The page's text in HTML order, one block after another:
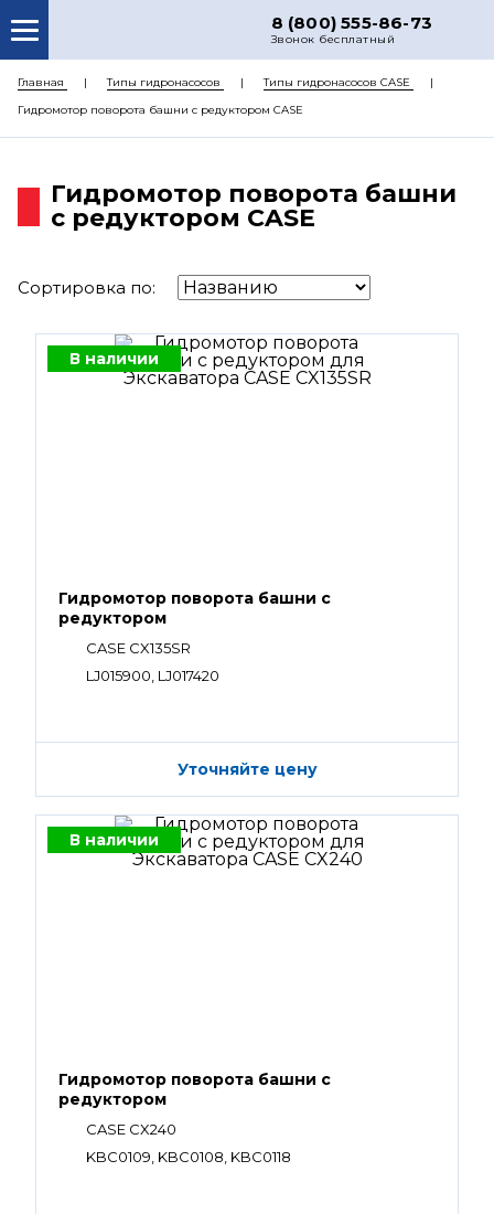
8 (800) 555-86-73
Звонок бесплатный
О НАС
КАТАЛОГ ЗАПЧАСТЕЙ
ДОСТАВКА
КОНТАКТЫ
Главная Типы гидронасосов
Типы гидронасосов CASE
Гидромотор поворота башни с редуктором CASE
Гидромотор поворота башни
с редуктором CASE
Сортировка по:
В наличии
Гидромотор поворота башни с
редуктором
CASE CX135SR
LJ015900, LJ017420
Уточняйте цену
В наличии
Гидромотор поворота башни с
редуктором
CASE CX240
KBC0109, KBC0108, KBC0118